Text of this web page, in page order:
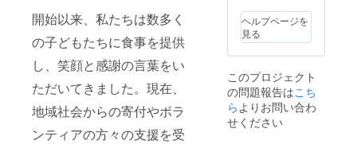
開始以来、私たちは数多く
の子どもたちに食事を提供
し、笑顔と感謝の言葉をい
ただいてきました。現在、
地域社会からの寄付やボラ
ンティアの方々の支援を受
ヘルプページを
見る
このプロジェクト
の問題報告はこち
らよりお問い合わ
せください